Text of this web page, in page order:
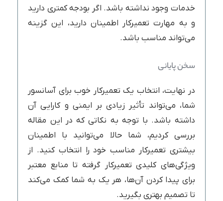
خدمات وجود نداشته باشد. اگر بودجه کمتری دارید
و به مهارت تعمیرکار اطمینان دارید، این گزینه
می‌تواند مناسب باشد.
سخن پایانی
در نهایت، انتخاب یک تعمیرکار خوب برای آسانسور
شما، می‌تواند تأثیر زیادی بر ایمنی و کارایی آن
داشته باشد. با توجه به نکاتی که در این مقاله
بررسی کردیم، شما حالا می‌توانید با اطمینان
بیشتری تعمیرکار مناسب خود را انتخاب کنید. از
ویژگی‌های کلیدی تعمیرکار گرفته تا منابع معتبر
برای پیدا کردن آن‌ها، هر یک به شما کمک می‌کند
تا تصمیم بهتری بگیرید.